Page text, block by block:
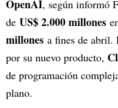
OpenAI, según informó
de US$ 2.000 millones
millones a fines de abril.
por su nuevo producto,
de programación
plano.